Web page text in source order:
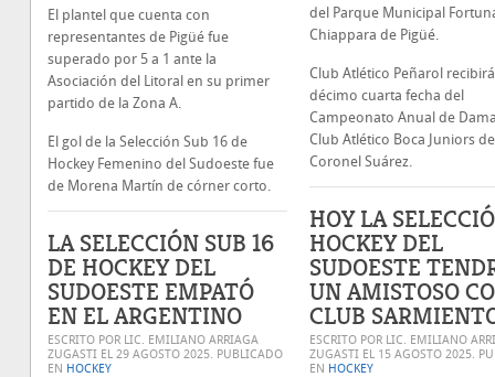
El plantel que cuenta con
representantes de Pigüé fue
superado por 5 a 1 ante la
Asociación del Litoral en su primer
partido de la Zona A.
El gol de la Selección Sub 16 de
Hockey Femenino del Sudoeste fue
de Morena Martín de córner corto.
LA SELECCIÓN SUB 16
DE HOCKEY DEL
SUDOESTE EMPATÓ
EN EL ARGENTINO
ESCRITO POR LIC. EMILIANO ARRIAGA
ZUGASTI EL 29 AGOSTO 2025. PUBLICADO
EN HOCKEY
del Parque Municipal
Chiappara de Pigüé.
Club Atlético Peñarol
décimo cuarta fecha del
Campeonato Anual de
Club Atlético Boca Juniors de
Coronel Suárez.
HOY LA
HOCKEY DEL
SUDOESTE
UN AMISTOSO
CLUB
ESCRITO POR LIC. EMILIANO
ZUGASTI EL 15 AGOSTO 2025.
EN HOCKEY